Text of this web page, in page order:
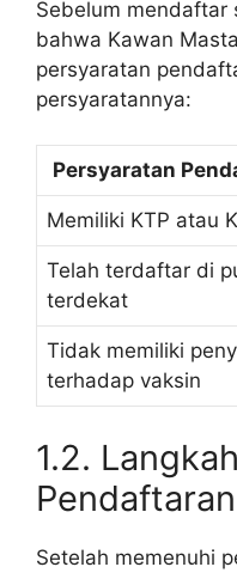
Sebelum mendaftar
bahwa Kawan
persyaratan
persyaratannya:
Persyaratan
Memiliki KTP atau
Telah terdaftar di
terdekat
Tidak memiliki
terhadap vaksin
1.2.
Setelah memenuhi